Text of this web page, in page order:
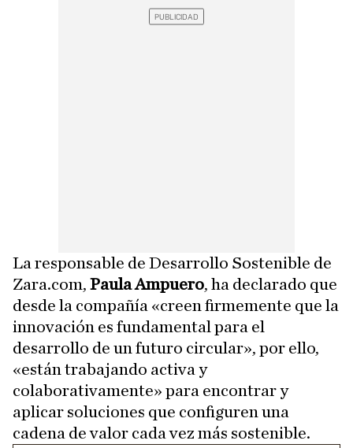
La responsable de Desarrollo Sostenible de
Zara.com, Paula Ampuero, ha declarado que
desde la compañía «creen firmemente que la
innovación es fundamental para el
desarrollo de un futuro circular», por ello,
«están trabajando activa y
colaborativamente» para encontrar y
aplicar soluciones que configuren una
cadena de valor cada vez más sostenible.